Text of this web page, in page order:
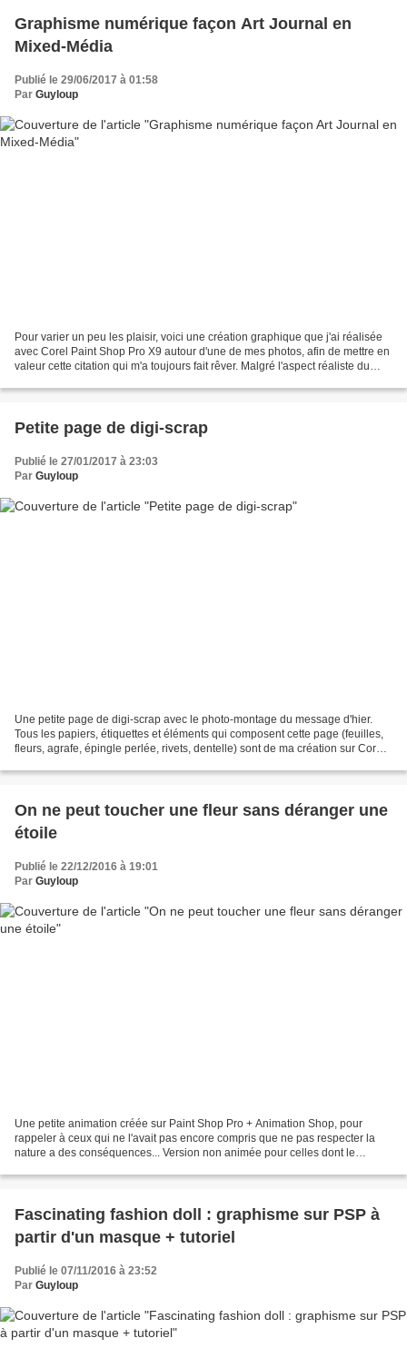
Graphisme numérique façon Art Journal en
Mixed-Média
Publié le 29/06/2017 à 01:58
Par Guyloup
Pour varier un peu les plaisir, voici une création graphique que j'ai réalisée
avec Corel Paint Shop Pro X9 autour d'une de mes photos, afin de mettre en
valeur cette citation qui m'a toujours fait rêver. Malgré l'aspect réaliste du
Petite page de digi-scrap
Publié le 27/01/2017 à 23:03
Par Guyloup
Une petite page de digi-scrap avec le photo-montage du message d'hier.
Tous les papiers, étiquettes et éléments qui composent cette page (feuilles,
fleurs, agrafe, épingle perlée, rivets, dentelle) sont de ma création sur Corel
On ne peut toucher une fleur sans déranger une
étoile
Publié le 22/12/2016 à 19:01
Par Guyloup
Une petite animation créée sur Paint Shop Pro + Animation Shop, pour
rappeler à ceux qui ne l'avait pas encore compris que ne pas respecter la
nature a des conséquences... Version non animée pour celles dont le
Fascinating fashion doll : graphisme sur PSP à
partir d'un masque + tutoriel
Publié le 07/11/2016 à 23:52
Par Guyloup